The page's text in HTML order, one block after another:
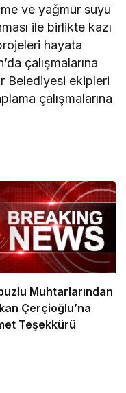
ve yağmur suyu
ile birlikte kazı
hayata
çalışmalarına
Belediyesi ekipleri
çalışmalarına
Muhtarlarından
Çerçioğlu’na
Teşekkürü